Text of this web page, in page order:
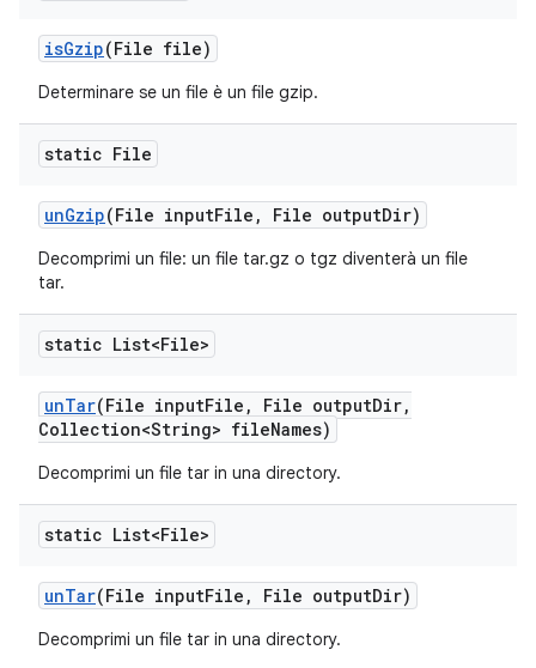
isGzip(File file)
Determinare se un file è un file gzip.
static File
unGzip(File inputFile , File outputDir)
Decomprimi un file: un file tar.gz o tgz diventerà un file
tar.
static List<File>
unTar(File inputFile , File outputDir,
Collection<String> fileNames)
Decomprimi un file tar in una directory.
static List<File>
unTar(File inputFile , File outputDir)
Decomprimi un file tar in una directory.